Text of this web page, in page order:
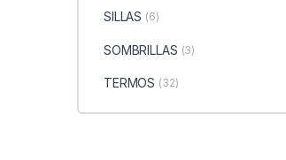
SILLAS (6)
SOMBRILLAS (3)
TERMOS (32)